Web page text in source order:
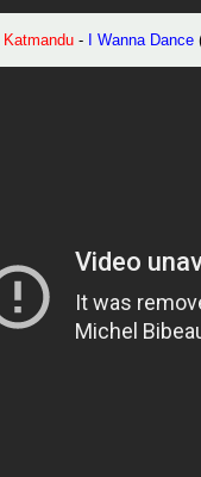
Katmandu- I Wanna Dance